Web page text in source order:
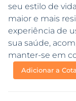
seu estilo de
maior e mais
experiência de
sua saúde,
manter-se em
Adicionar a